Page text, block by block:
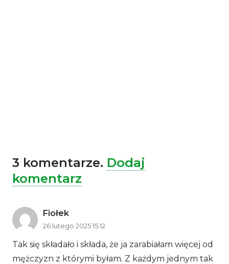
3 komentarze. Dodaj
komentarz
Fiołek
26 lutego 2025 15:12
Tak się składało i składa, że ja zarabiałam więcej od
mężczyzn z którymi byłam. Z każdym jednym tak